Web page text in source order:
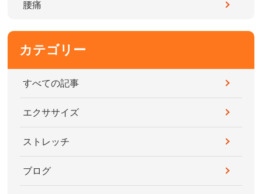
腰痛
カテゴリー
すべての記事
エクササイズ
ストレッチ
ブログ